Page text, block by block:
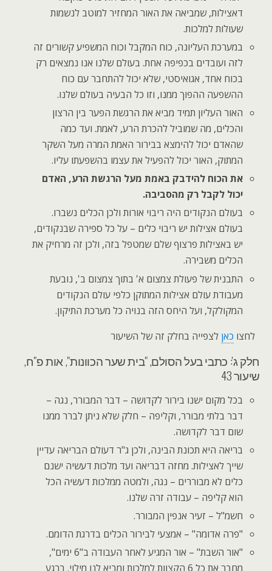
דאצילות, שמביאה את האור המחזיר למוטב לנשמות
שעולות למלכות.
במערכת העליונה, כוח המקבל וכוח המשפיע קשורים זה
לזה ועובדים בכפיפה אחת. בעולם שלנו אנו נמצאים רק
בכוח אחד, אגואיסטי, שלא יכול להתחבר עם כוח
ההשפעה ההפוך ממנו, וזו כל הבעיה בעולם שלנו.
האור העליון תמיד מביא את הרגשת הפער בין הרצון
והכלים, מה שמוביל להכרת הרע, לאמת. ועד כמה
שהאדם יכול להימצא בבירור האמת המרה מעל השקר
המתוק, האור יכול להפעיל את עצמו בהשפעתו עליו.
את הכוח להידבק באמת מעל הרגשת הרע, האדם
יכול לקבל רק מהסביבה.
בעולם הנקודים היה ריבוי אורות ולכן הכלים נשברו.
בעולם אצילות יש ריבוי כלים – על כל ספירה שבנקודים,
יש באצילות פרצוף שלם שמטפל בזה, ולכן זה מרחיק את
הכלים משבירה.
התבנית של פעולת צמצום א' בתוך צמצום ב', נובעת
מעבודת עולם אצילות המתוקן כלפי עולם הנקודים
המקולקל, ועל היחס הזה בנויה כל מערכת התיקון.
לחצו כאן לצפייה בחלק זה של השיעור
חלק ג': כתבי בעל הסולם, "בית שער הכוונות", אות פ"ח,
שיעור 43
בכל מקום ישנו בירור לקדושה – דבר המבורר, נגה –
דבר בלתי מבורר, וקליפה – חלק שלא ניתן לברר ממנו
שום דבר לקדושה.
בריאה היא תכונת הבינה, ולכן ג"ר דעולם הבריאה עדיין
שייך לאצילות. מחזה דבריאה ועד מלכות דעשיה ישנם
כלים לא מבוררים – נגה, ולמטה ממלכות דעשיה הכל
הוא קליפה – עבודה זרה שלנו.
חשמ"ל – זעיר אנפין המבורר.
"פרה אדומה" – אמצעי לבירור הכלים בדרגת הדומם.
"אור השבת" – אור המגיע לאחר העבודה ב"6 ימים",
מחבר את כל 6 הקצוות למלכות ומביא לנו מילוי. ברגע